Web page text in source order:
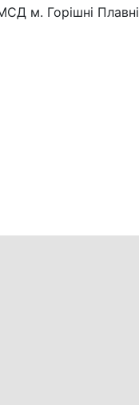
м. Горішні Плавні